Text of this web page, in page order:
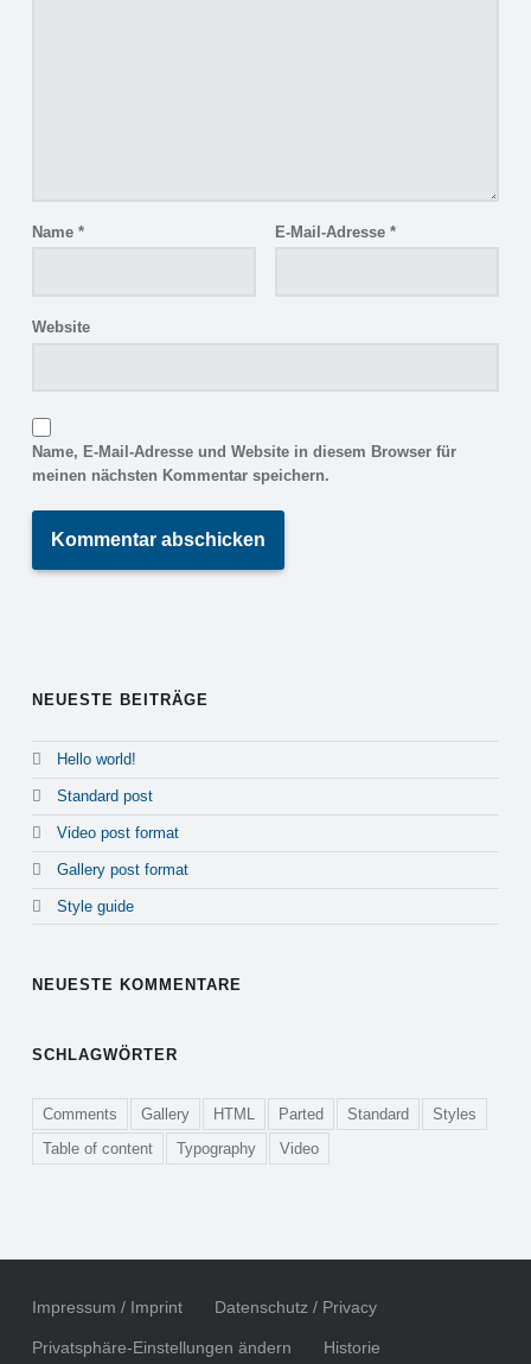
Name * E-Mail-Adresse *
Website
Name, E-Mail-Adresse und Website in diesem Browser für
meinen nächsten Kommentar speichern.
NEUESTE BEITRÄGE
Hello world!
Standard post
Video post format
Gallery post format
Style guide
NEUESTE KOMMENTARE
SCHLAGWÖRTER
Comments Gallery HTML Parted Standard
Styles
Table of content
Typography Video
Impressum / Imprint Datenschutz / Privacy
Privatsphäre-Einstellungen ändern Historie